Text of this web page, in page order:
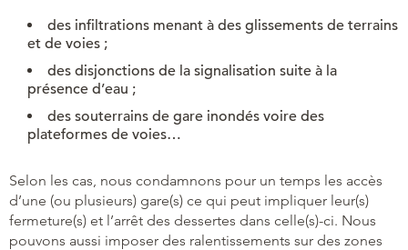
des infiltrations menant à des glissements de terrains
et de voies ;
des disjonctions de la signalisation suite à la
présence d’eau ;
des souterrains de gare inondés voire des
plateformes de voies…
Selon les cas, nous condamnons pour un temps les accès
d’une (ou plusieurs) gare(s) ce qui peut impliquer leur(s)
fermeture(s) et l’arrêt des dessertes dans celle(s)-ci. Nous
pouvons aussi imposer des ralentissements sur des zones